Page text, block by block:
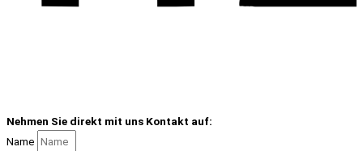
Nehmen Sie direkt mit uns Kontakt auf:
Name